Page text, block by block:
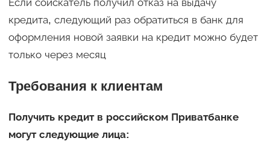
Если соискатель получил отказ на выдачу
кредита, следующий раз обратиться в банк для
оформления новой заявки на кредит можно будет
только через месяц
Требования к клиентам
Получить кредит в российском Приватбанке
могут следующие лица: